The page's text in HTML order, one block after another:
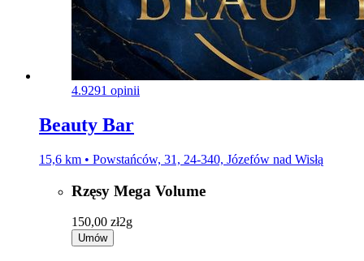
4.9291 opinii
Beauty Bar
15,6 km • Powstańców, 31, 24-340, Józefów nad Wisłą
Rzęsy Mega Volume
150,00 zł2g
Umów